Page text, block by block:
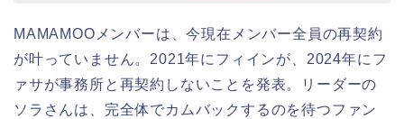
MAMAMOOメンバーは、今現在メンバー全員の再契約
が叶っていません。2021年にフィインが、2024年にフ
ァサが事務所と再契約しないことを発表。リーダーの
ソラさんは、完全体でカムバックするのを待つファン